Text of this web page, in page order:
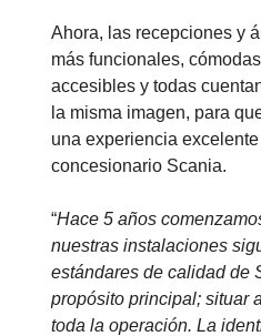
Ahora, las recepciones y
más funcionales,
accesibles y todas
la misma imagen, para
una experiencia
concesionario Scania.
“Hace 5 años
nuestras instalaciones
estándares de calidad de
propósito principal; situar
toda la operación. La